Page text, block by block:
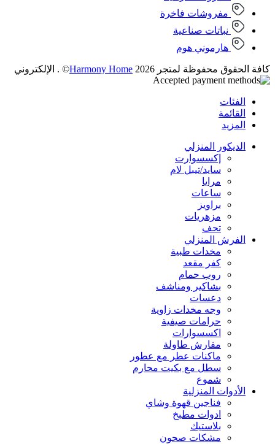
مفروشات فاخرة
نباتات صناعية
هارموني هوم
كافة الحقوق محفوظة لمتجر 2026 Harmony Home© . الإلكتروني
الفئات
القائمة
المزيد
الديكور المنزلي
إكسسوارت
سايد/تيبل لام
مرايا
ساعات
براويز
مزهريات
تحف
الفرش المنزلي
مخدات طبية
كفر مقعد
روب حمام
بشاكير ومناشف
دعسات
وجه مخدات زاوية
حرامات صيفية
اكسسوارات
مفارش طاولة
ماكنات عطر مع عطور
سطل مع بكيت محارم
شموع
الأدوات المنزلية
فناجين قهوة وشاي
ادوات مطبخ
بلاستيك
مشكات صحون